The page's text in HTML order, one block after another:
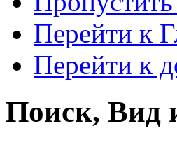
Перейти к
Перейти к
Поиск, Вид